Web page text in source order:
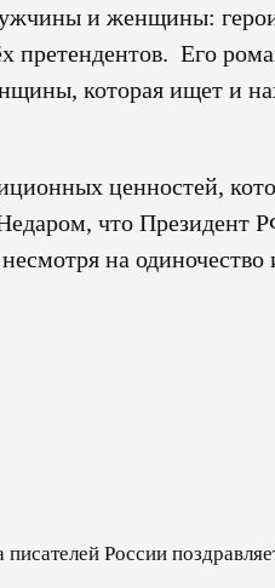
и женщины:
претендентов. Его
которая ищет и
ценностей,
что Президент
на одиночество
России